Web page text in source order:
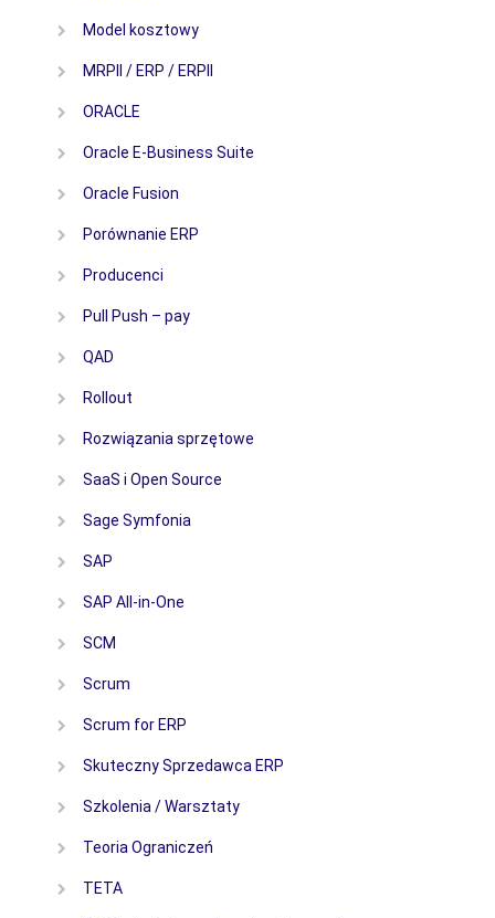
Model kosztowy
MRPII / ERP / ERPII
ORACLE
Oracle E-Business Suite
Oracle Fusion
Porównanie ERP
Producenci
Pull Push – pay
QAD
Rollout
Rozwiązania sprzętowe
SaaS i Open Source
Sage Symfonia
SAP
SAP All-in-One
SCM
Scrum
Scrum for ERP
Skuteczny Sprzedawca ERP
Szkolenia / Warsztaty
Teoria Ograniczeń
TETA